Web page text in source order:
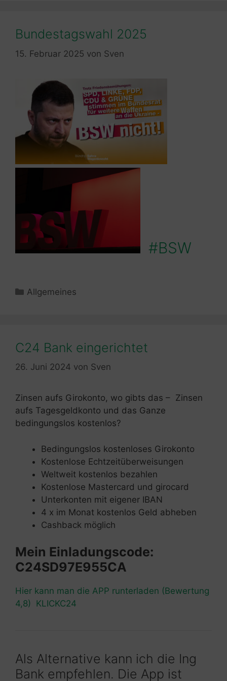
Bundestagswahl 2025
15. Februar 2025 von Sven
#BSW
Kategorien
Allgemeines
C24 Bank eingerichtet
26. Juni 2024 von Sven
Zinsen aufs Girokonto, wo gibts das – Zinsen
aufs Tagesgeldkonto und das Ganze
bedingungslos kostenlos?
Bedingungslos kostenloses Girokonto
Kostenlose Echtzeitüberweisungen
Weltweit kostenlos bezahlen
Kostenlose Mastercard und girocard
Unterkonten mit eigener IBAN
4 x im Monat kostenlos Geld abheben
Cashback möglich
Mein Einladungscode:
C24SD97E955CA
Hier kann man die APP runterladen (Bewertung
4,8) KLICKC24
Als Alternative kann ich die Ing
Bank empfehlen. Die App ist